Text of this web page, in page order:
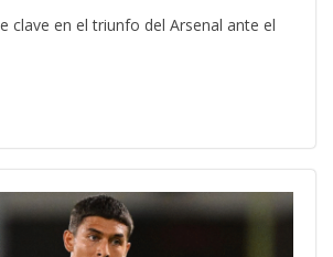
clave en el triunfo del Arsenal ante el